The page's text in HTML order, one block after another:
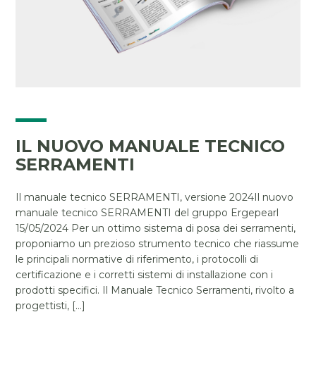
IL NUOVO MANUALE TECNICO
SERRAMENTI
Il manuale tecnico SERRAMENTI, versione 2024Il nuovo
manuale tecnico SERRAMENTI del gruppo Ergepearl
15/05/2024 Per un ottimo sistema di posa dei serramenti,
proponiamo un prezioso strumento tecnico che riassume
le principali normative di riferimento, i protocolli di
certificazione e i corretti sistemi di installazione con i
prodotti specifici. Il Manuale Tecnico Serramenti, rivolto a
progettisti, [...]